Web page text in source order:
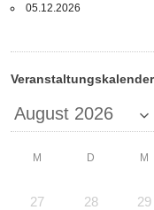
05.12.2026
Veranstaltungskalender
M D M
27 28 29